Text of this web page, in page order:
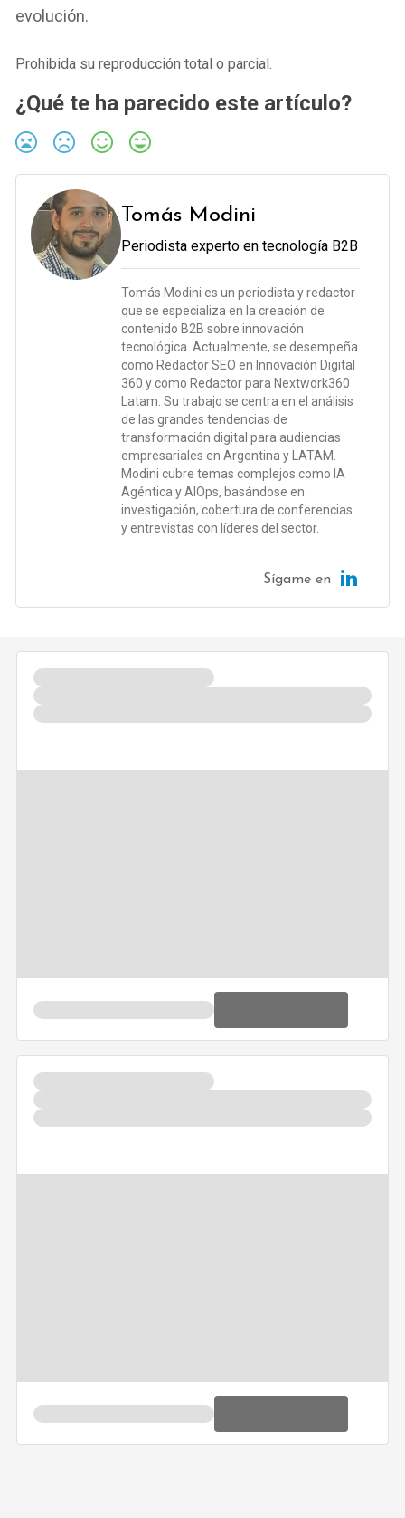
evolución.
Prohibida su reproducción total o parcial.
¿Qué te ha parecido este artículo?
Tomás Modini
Periodista experto en tecnología B2B
Tomás Modini es un periodista y redactor
que se especializa en la creación de
contenido B2B sobre innovación
tecnológica. Actualmente, se desempeña
como Redactor SEO en Innovación Digital
360 y como Redactor para Nextwork360
Latam. Su trabajo se centra en el análisis
de las grandes tendencias de
transformación digital para audiencias
empresariales en Argentina y LATAM.
Modini cubre temas complejos como IA
Agéntica y AIOps, basándose en
investigación, cobertura de conferencias
y entrevistas con líderes del sector.
Sígame en